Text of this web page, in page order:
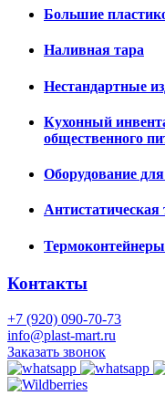
Большие
Наливная тара
Нестандартные
Кухонный
общественного
Оборудование
Антистатическая
Контакты
+7 (920) 090-70-73
info@plast-mart.ru
Заказать звонок